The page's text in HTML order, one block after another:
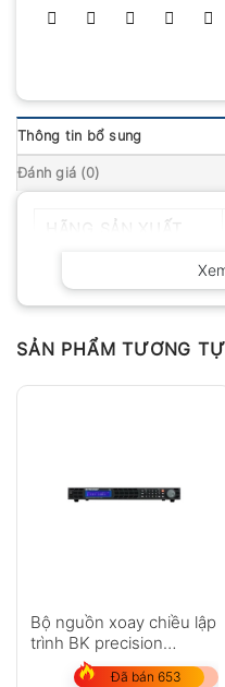
Thông tin bổ sung
Đánh giá (0)
SẢN PHẨM TƯƠNG TỰ
Bộ nguồn xoay chiều lập
trình BK precision
XLN30052-GL
Đã bán 653